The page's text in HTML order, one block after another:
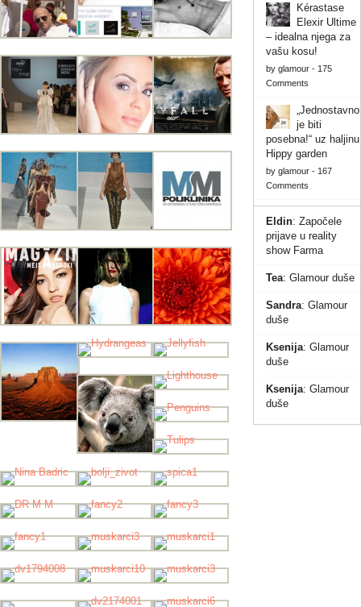
Kérastase
Elexir Ultime
– idealna njega za
vašu kosu!
by glamour- 175
Comments
„Jednostavno
je biti
posebna!“ uz haljinu
Hippy garden
by glamour- 167
Comments
Eldin: Započele
prijave u reality
show Farma
Tea: Glamour duše
Sandra: Glamour
duše
Ksenija: Glamour
duše
Ksenija: Glamour
duše